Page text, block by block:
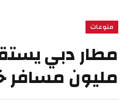
منوعات
مليون مسافر